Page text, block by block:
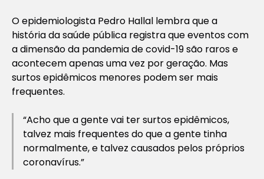
O epidemiologista Pedro Hallal lembra que a
história da saúde pública registra que eventos com
a dimensão da pandemia de covid-19 são raros e
acontecem apenas uma vez por geração. Mas
surtos epidêmicos menores podem ser mais
frequentes.
“Acho que a gente vai ter surtos epidêmicos,
talvez mais frequentes do que a gente tinha
normalmente, e talvez causados pelos próprios
coronavírus.”